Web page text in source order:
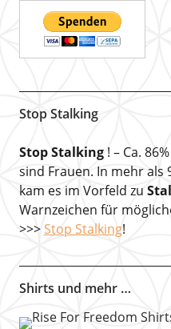
Stop Stalking
Stop Stalking! – Ca.
sind Frauen. In mehr als
kam es im Vorfeld zu
Warnzeichen für
>>> Stop Stalking!
Shirts und mehr …